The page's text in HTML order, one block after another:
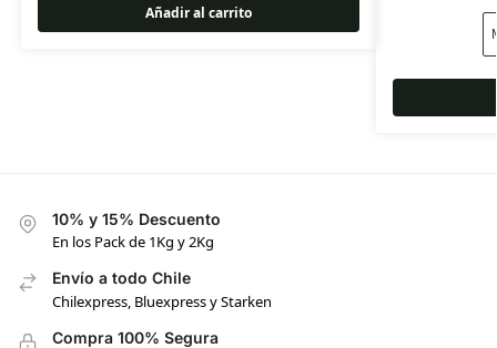
Añadir al carrito
10% y 15% Descuento
En los Pack de 1Kg y 2Kg
Envío a todo Chile
Chilexpress, Bluexpress y Starken
Compra 100% Segura